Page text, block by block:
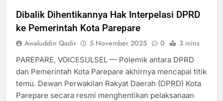
Dibalik Dihentikannya Hak Interpelasi DPRD
ke Pemerintah Kota Parepare
Awaluddin Qadir 5 November 2025 0 3 mins
PAREPARE, VOICESULSEL — Polemik antara DPRD
dan Pemerintah Kota Parepare akhirnya mencapai titik
temu. Dewan Perwakilan Rakyat Daerah (DPRD) Kota
Parepare secara resmi menghentikan pelaksanaan